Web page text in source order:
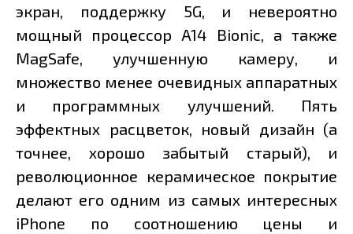
экран, поддержку 5G, и невероятно
мощный процессор A14 Bionic, а также
MagSafe, улучшенную камеру, и
множество менее очевидных аппаратных
и программных улучшений. Пять
эффектных расцветок, новый дизайн (а
точнее, хорошо забытый старый), и
революционное керамическое покрытие
делают его одним из самых интересных
iPhone по соотношению цены и